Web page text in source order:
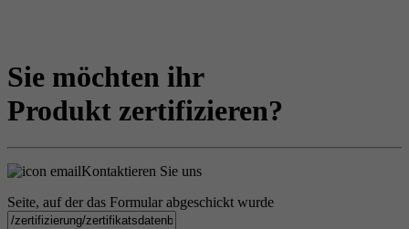
Sie möchten ihr
Produkt zertifizieren?
Kontaktieren Sie uns
Seite, auf der das Formular abgeschickt wurde